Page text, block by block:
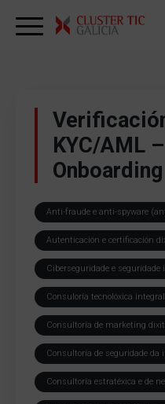
KYC/AML
Onboarding
Anti-fraude e anti-spyware
Autenticación e certificación
Ciberseguridade e
Consuloría tecnolóxica integral
Consultoría de marketing
Consultoría de seguridade da
Consultoría estratéxica e de